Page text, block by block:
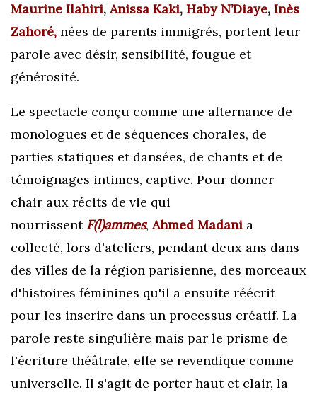
Maurine Ilahiri,Anissa Kaki, Haby N’Diaye, Inès
Zahoré, nées de parents immigrés, portent leur
parole avec désir, sensibilité, fougue et
générosité.
Le spectacle conçu comme une alternance de
monologues et de séquences chorales, de
parties statiques et dansées, de chants et de
témoignages intimes, captive. Pour donner
chair aux récits de vie qui
nourrissent F(l)ammes,Ahmed Madani a
collecté, lors d'ateliers, pendant deux ans dans
des villes de la région parisienne, des morceaux
d'histoires féminines qu'il a ensuite réécrit
pour les inscrire dans un processus créatif. La
parole reste singulière mais par le prisme de
l'écriture théâtrale, elle se revendique comme
universelle. Il s'agit de porter haut et clair, la